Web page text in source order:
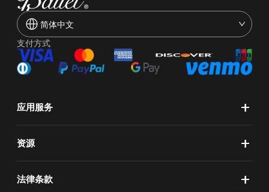
简体中文
支付方式
+
应用服务
+
资源
+
法律条款